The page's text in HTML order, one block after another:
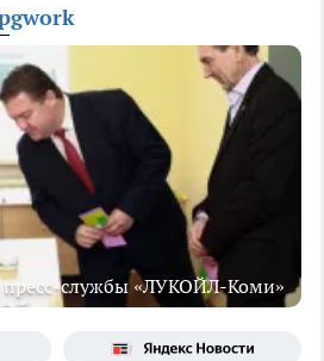
службы «ЛУКОЙЛ-Коми»